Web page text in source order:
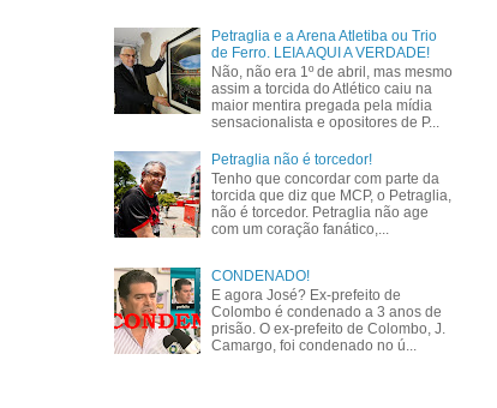
Petraglia e a Arena Atletiba ou Trio
de Ferro. LEIA AQUI A VERDADE!
Não, não era 1º de abril, mas mesmo
assim a torcida do Atlético caiu na
maior mentira pregada pela mídia
sensacionalista e opositores de P...
Petraglia não é torcedor!
Tenho que concordar com parte da
torcida que diz que MCP, o Petraglia,
não é torcedor. Petraglia não age
com um coração fanático,...
CONDENADO!
E agora José? Ex-prefeito de
Colombo é condenado a 3 anos de
prisão. O ex-prefeito de Colombo, J.
Camargo, foi condenado no ú...